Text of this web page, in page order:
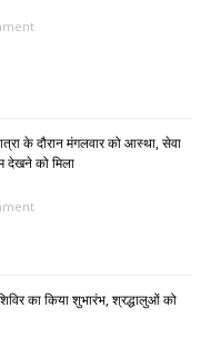
के दौरान मंगलवार को आस्था, सेवा
देखने को मिला
का किया शुभारंभ, श्रद्धालुओं को